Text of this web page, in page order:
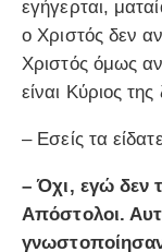
εγήγερται,
ο Χριστός δεν
Χριστός όμως
είναι Κύριος
– Εσείς τα
– Όχι, εγώ δεν
Απόστολοι.